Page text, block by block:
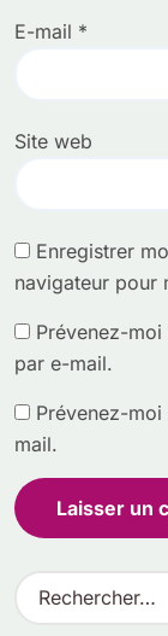
E-mail *
Site web
Enregistrer
navigateur pour
Prévenez-
par e-mail.
Prévenez-
mail.
R
e